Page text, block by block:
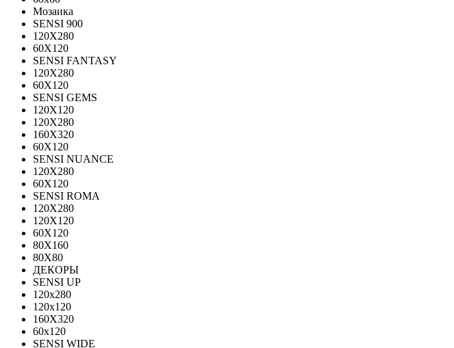
Мозаика
SENSI 900
120Х280
60X120
SENSI FANTASY
120Х280
60Х120
SENSI GEMS
120Х120
120Х280
160X320
60X120
SENSI NUANCE
120X280
60X120
SENSI ROMA
120X280
120Х120
60X120
80X160
80X80
ДЕКОРЫ
SENSI UP
120x280
120х120
160X320
60х120
SENSI WIDE